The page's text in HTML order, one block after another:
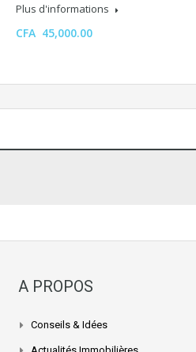
Plus d'informations
CFA 45,000.00
A PROPOS
Conseils & Idées